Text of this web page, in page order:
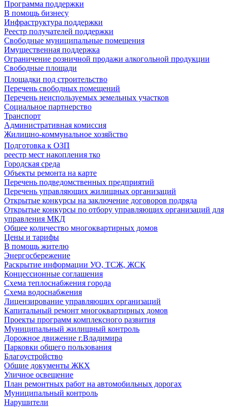
Программа поддержки
В помощь бизнесу
Инфраструктура поддержки
Реестр получателей поддержки
Свободные муниципальные помещения
Имущественная поддержка
Ограничение розничной продажи алкогольной продукции
Свободные площади
Площадки под строительство
Перечень свободных помещений
Перечень неиспользуемых земельных участков
Социальное партнерство
Транспорт
Административная комиссия
Жилищно-коммунальное хозяйство
Подготовка к ОЗП
реестр мест накопления тко
Городская среда
Объекты ремонта на карте
Перечень подведомственных предприятий
Перечень управляющих жилищных организаций
Открытые конкурсы на заключение договоров подряда
Открытые конкурсы по отбору управляющих организаций для
управления МКД
Общее количество многоквартирных домов
Цены и тарифы
В помощь жителю
Энергосбережение
Раскрытие информации УО, ТСЖ, ЖСК
Концессионные соглашения
Схема теплоснабжения города
Схема водоснабжения
Лицензирование управляющих организаций
Капитальный ремонт многоквартирных домов
Проекты программ комплексного развития
Муниципальный жилищный контроль
Дорожное движение г.Владимира
Парковки общего пользования
Благоустройство
Общие документы ЖКХ
Уличное освещение
План ремонтных работ на автомобильных дорогах
Муниципальный контроль
Нарушители